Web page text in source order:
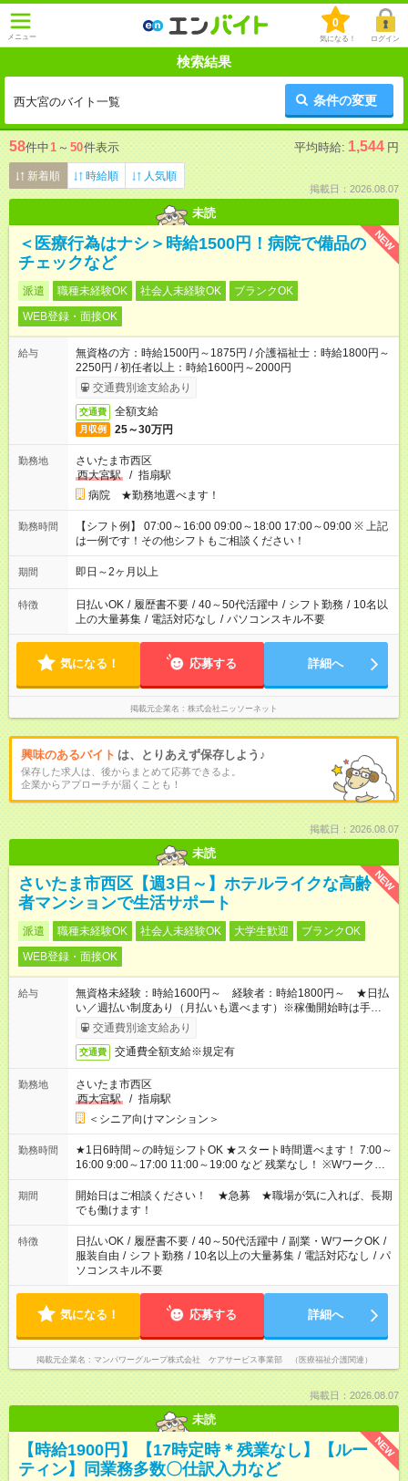
メニュー
0
気になる！ ログイン
検索結果
西大宮のバイト一覧 条件の変更
58件中1 ～ 50件表示 平均時給: 1,544 円
新着順 時給順 人気順
掲載日：2026.08.07
未読
NEW
＜医療行為はナシ＞時給1500円！病院で備品の
チェックなど
派遣 職種未経験OK 社会人未経験OK
ブランクOK
WEB登録・面接OK
給与
無資格の方：時給1500円～1875円 / 介護福祉士：時給1800円～
2250円 / 初任者以上：時給1600円～2000円
交通費別途支給あり
交通費 全額支給
月収例 25～30万円
勤務地
さいたま市西区
西大宮駅
/ 指扇駅
病院 ★勤務地選べます！
勤務時間
【シフト例】 07:00～16:00 09:00～18:00 17:00～09:00 ※ 上記
は一例です！その他シフトもご相談ください！
期間 即日～2ヶ月以上
特徴 日払いOK / 履歴書不要 / 40～50代活躍中 / シフト勤務 / 10名以
上の大量募集 / 電話対応なし / パソコンスキル不要
気になる！ 応募する 詳細へ
掲載元企業名 株式会社ニッソーネット
興味のあるバイト は、とりあえず保存しよう♪
保存した求人は、後からまとめて応募できるよ。
企業からアプローチが届くことも！
掲載日：2026.08.07
未読
NEW
さいたま市西区【週3日～】ホテルライクな高齢
者マンションで生活サポート
派遣 職種未経験OK 社会人未経験OK 大学生歓迎
ブランクOK
WEB登録・面接OK
給与
無資格未経験：時給1600円～ 経験者：時給1800円～ ★日払
い／週払い制度あり（月払いも選べます）※稼働開始時は手続き
完了次第のお支払いとなります。
交通費別途支給あり
交通費 交通費全額支給※規定有
勤務地
さいたま市西区
西大宮駅
/ 指扇駅
＜シニア向けマンション＞
勤務時間
★1日6時間～の時短シフトOK ★スタート時間選べます！ 7:00～
16:00 9:00～17:00 11:00～19:00 など 残業なし！ ※Wワークの
場合、他のお仕事と合わせ週40時間超の就業はご案内できませ
ん ※法令に基づき、週20時間以上勤務は社会保険への加入対象
となります ※労働者派遣法（日雇い派遣の原則禁止）により、
短時間・短期間の就業はご案内が難しい場合があります
期間
開始日はご相談ください！ ★急募 ★職場が気に入れば、長期
でも働けます！
特徴 日払いOK / 履歴書不要 / 40～50代活躍中 / 副業・WワークOK /
服装自由 / シフト勤務 / 10名以上の大量募集 / 電話対応なし / パ
ソコンスキル不要
気になる！ 応募する 詳細へ
掲載元企業名 マンパワーグループ株式会社 ケアサービス事業部 （医療福祉介護関連）
掲載日：2026.08.07
未読
NEW
【時給1900円】【17時定時＊残業なし】【ルー
ティン】同業務多数〇仕訳入力など